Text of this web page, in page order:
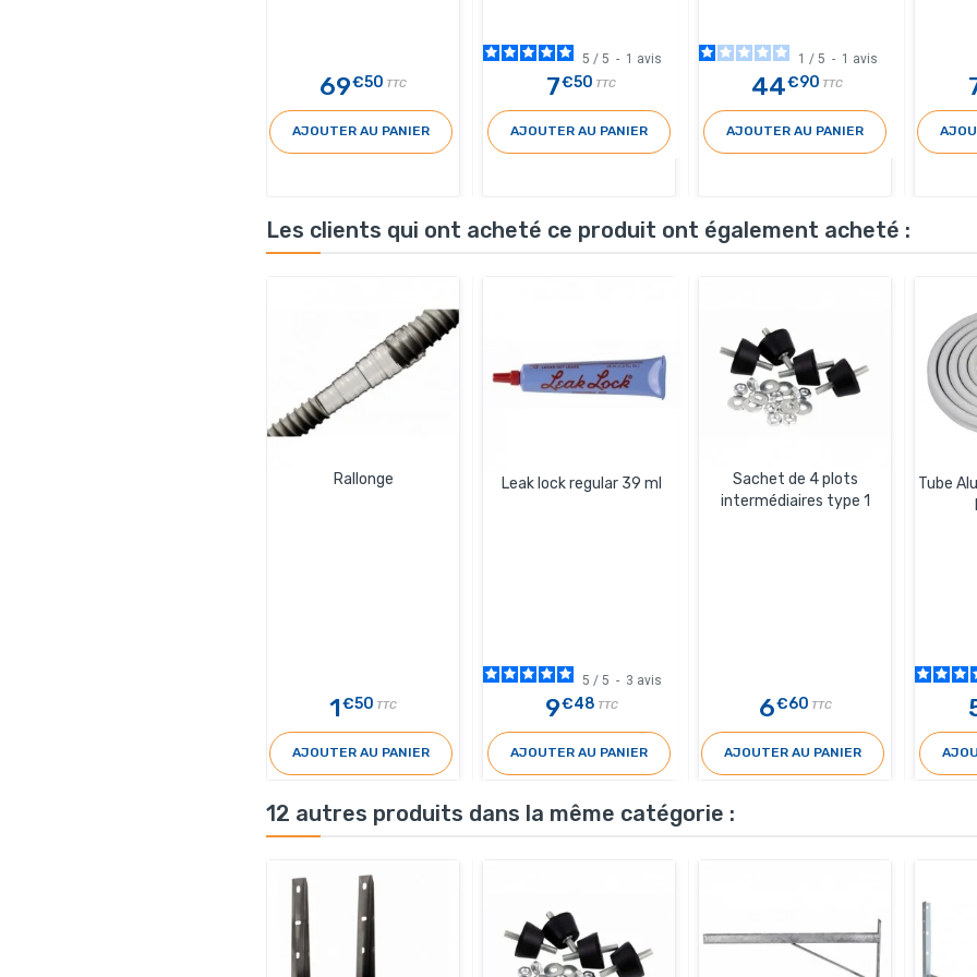
69€50 TTC
AJOUTER AU PANIER
5 / 5 - 1 avis
7€50 TTC
AJOUTER AU PANIER
1 / 5 - 1 avis
44€90 TTC
AJOUTER AU PANIER
Les clients qui ont acheté ce produit ont également acheté :
Rallonge
1€50 TTC
AJOUTER AU PANIER
Leak lock regular 39 ml
5 / 5 - 3 avis
9€48 TTC
AJOUTER AU PANIER
Sachet de 4 plots
intermédiaires type 1
6€60 TTC
AJOUTER AU PANIER
Tube
12 autres produits dans la même catégorie :